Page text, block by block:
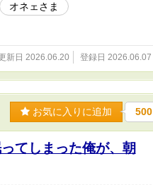
す。最後の方のみ少なめ予定です。
オネェさま
新日 2026.06.20 登録日 2026.06.07
お気に入りに追加 500
てしまった俺が、朝